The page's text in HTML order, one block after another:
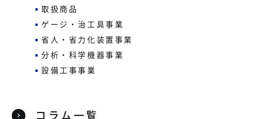
取扱商品
ゲージ・治工具事業
省人・省力化装置事業
分析・科学機器事業
設備工事事業
コラム一覧